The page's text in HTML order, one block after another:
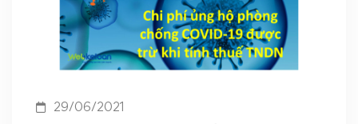
29/06/2021